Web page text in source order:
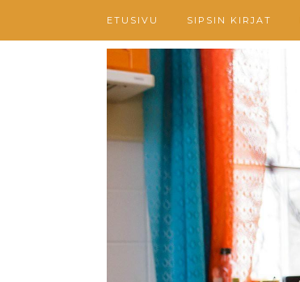
ETUSIVU SIPSIN KIRJAT